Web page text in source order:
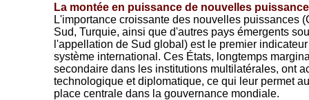
La montée en puissance de nouvelles
L'importance croissante des nouvelles puissances
Sud, Turquie, ainsi que d'autres pays émergents
l'appellation de Sud global) est le premier
système international. Ces États, longtemps
secondaire dans les institutions multilatérales, ont
technologique et diplomatique, ce qui leur permet
place centrale dans la gouvernance mondiale.